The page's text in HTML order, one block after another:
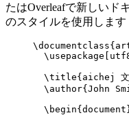
たはOverleafで新しいド
のスタイルを使用します
\documentclass{
\usepackage
\title{aichej 文
\author{John
\begin{ document